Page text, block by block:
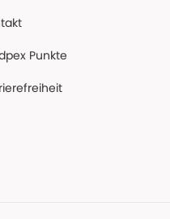
Punkte